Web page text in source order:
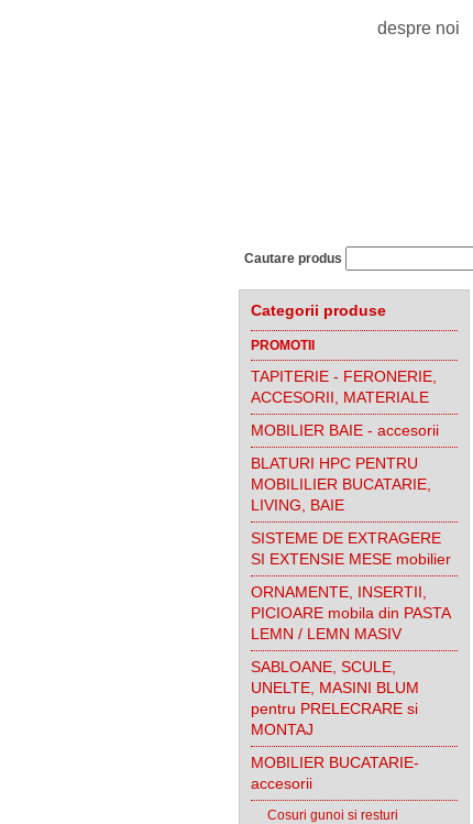
despre noi
Cautare produs
Categorii produse
PROMOTII
TAPITERIE - FERONERIE,
ACCESORII, MATERIALE
MOBILIER BAIE - accesorii
BLATURI HPC PENTRU
MOBILILIER BUCATARIE,
LIVING, BAIE
SISTEME DE EXTRAGERE
SI EXTENSIE MESE mobilier
ORNAMENTE, INSERTII,
PICIOARE mobila din PASTA
LEMN / LEMN MASIV
SABLOANE, SCULE,
UNELTE, MASINI BLUM
pentru PRELECRARE si
MONTAJ
MOBILIER BUCATARIE-
accesorii
Cosuri gunoi si resturi